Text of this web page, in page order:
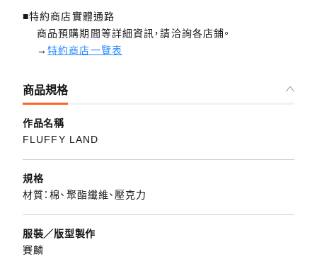
■特約商店實體通路
商品預購期間等詳細資訊，請洽詢各店鋪。
→特約商店一覽表
商品規格
作品名稱
FLUFFY LAND
規格
材質：棉、聚酯纖維、壓克力
服裝／版型製作
賽麟